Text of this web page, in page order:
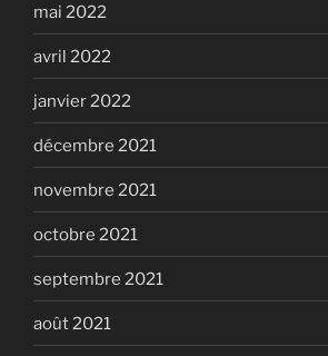
mai 2022
avril 2022
janvier 2022
décembre 2021
novembre 2021
octobre 2021
septembre 2021
août 2021